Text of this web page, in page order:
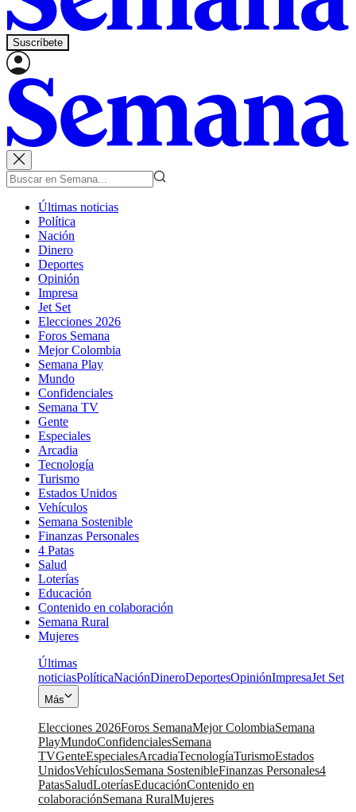
Suscríbete
Últimas noticias
Política
Nación
Dinero
Deportes
Opinión
Impresa
Jet Set
Elecciones 2026
Foros Semana
Mejor Colombia
Semana Play
Mundo
Confidenciales
Semana TV
Gente
Especiales
Arcadia
Tecnología
Turismo
Estados Unidos
Vehículos
Semana Sostenible
Finanzas Personales
4 Patas
Salud
Loterías
Educación
Contenido en colaboración
Semana Rural
Mujeres
Últimas
noticiasPolíticaNaciónDineroDeportesOpiniónImpresaJet Set
Más
Elecciones 2026Foros SemanaMejor ColombiaSemana
PlayMundoConfidencialesSemana
TVGenteEspecialesArcadiaTecnologíaTurismoEstados
UnidosVehículosSemana SostenibleFinanzas Personales4
PatasSaludLoteríasEducaciónContenido en
colaboraciónSemana RuralMujeres